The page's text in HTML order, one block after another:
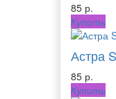
85 р.
Купить
Астра
85 р.
Купить